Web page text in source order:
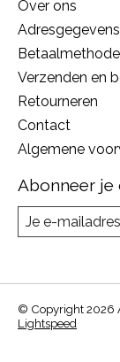
Over ons
Adresgegevens
Verzenden en
Retourneren
Contact
Algemene
Abonneer
© Copyright 2026
Lightspeed